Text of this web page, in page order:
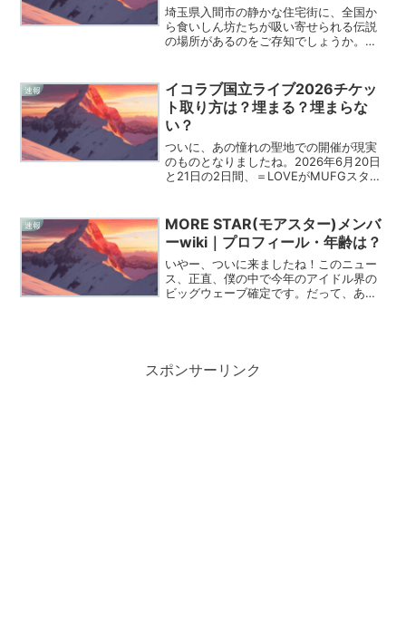
埼玉県入間市の静かな住宅街に、全国か
ら食いしん坊たちが吸い寄せられる伝説
の場所があるのをご存知でしょうか。テ
2026年の今もなお、開店前から行列が絶
えないデカ盛りの聖地...
速報
イコラブ国立ライブ2026チケッ
ト取り方は？埋まる？埋まらな
い？
ついに、あの憧れの聖地での開催が現実
のものとなりましたね。2026年6月20日
と21日の2日間、＝LOVEがMUFGスタジ
しました。この歴史的な瞬間を共に迎え
る...
速報
MORE STAR(モアスター)メンバ
ーwiki｜プロフィール・年齢は？
いやー、ついに来ましたね！このニュー
ス、正直、僕の中で今年のアイドル界の
ビッグウェーブ確定です。だって、あの
スポンサーリンク